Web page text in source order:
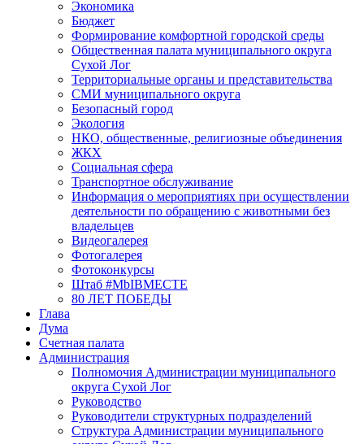
Экономика
Бюджет
Формирование комфортной городской среды
Общественная палата муниципального округа
Сухой Лог
Территориальные органы и представительства
СМИ муниципального округа
Безопасный город
Экология
НКО, общественные, религиозные объединения
ЖКХ
Социальная сфера
Транспортное обслуживание
Информация о мероприятиях при осуществлении
деятельности по обращению с животными без
владельцев
Видеогалерея
Фотогалерея
Фотоконкурсы
Штаб #MbIBMECTE
80 ЛЕТ ПОБЕДЫ
Глава
Дума
Счетная палата
Администрация
Полномочия Администрации муниципального
округа Сухой Лог
Руководство
Руководители структурных подразделений
Структура Администрации муниципального